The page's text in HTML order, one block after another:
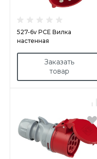
527-6v PCE Вилка
настенная
никелированные контакты
Заказать
товар